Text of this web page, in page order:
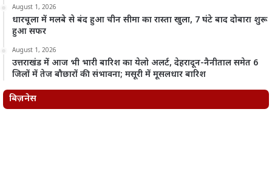
August 1, 2026
धारचूला में मलबे से बंद हुआ चीन सीमा का रास्ता खुला, 7 घंटे बाद दोबारा शुरू
हुआ सफर
August 1, 2026
उत्तराखंड में आज भी भारी बारिश का येलो अलर्ट, देहरादून-नैनीताल समेत 6
जिलों में तेज बौछारों की संभावना; मसूरी में मूसलधार बारिश
बिज़नेस